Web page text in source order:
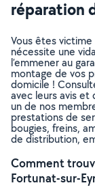
réparation
Vous êtes
nécessite une
l’emmener au
montage de vos
domicile !
avec leurs avis
un de nos
prestations de
bougies, freins,
de distribution,
Comment
Fortunat-sur-